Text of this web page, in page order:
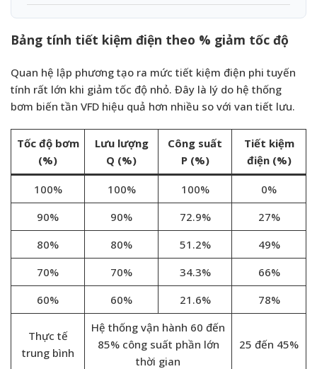
Bảng tính tiết kiệm điện theo % giảm tốc độ
Quan hệ lập phương tạo ra mức tiết kiệm điện phi tuyến
tính rất lớn khi giảm tốc độ nhỏ. Đây là lý do hệ thống
bơm biến tần VFD hiệu quả hơn nhiều so với van tiết lưu.
Tốc độ bơm
(%)
Lưu lượng
Q (%)
Công suất
P (%)
Tiết kiệm
điện (%)
100% 100% 100%
0%
90%
90% 72.9%
27%
80%
80% 51.2%
49%
70%
70% 34.3%
66%
60%
60% 21.6% 78%
Thực tế
trung bình
Hệ thống vận hành 60 đến
85% công suất phần lớn
thời gian
25 đến 45%